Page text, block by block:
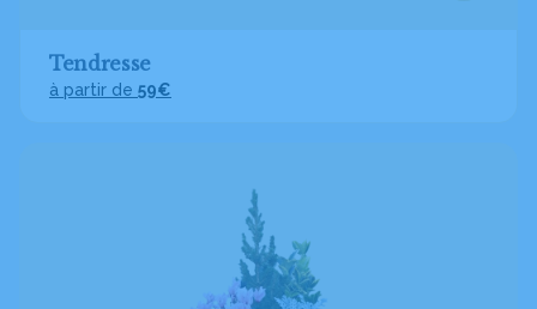
Tendresse
à partir de 59€